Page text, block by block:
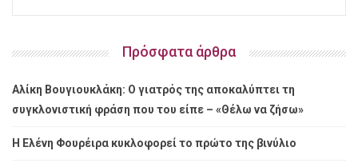
Πρόσφατα άρθρα
Αλίκη Βουγιουκλάκη: Ο γιατρός της αποκαλύπτει τη
συγκλονιστική φράση που του είπε – «Θέλω να ζήσω»
Η Ελένη Φουρέιρα κυκλοφορεί το πρώτο της βινύλιο